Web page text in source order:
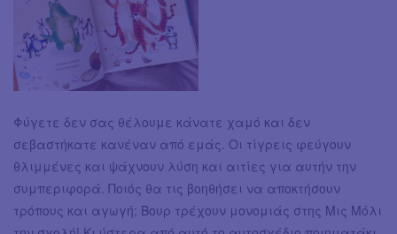
Φύγετε δεν σας θέλουμε κάνατε χαμό και δεν
σεβαστήκατε κανέναν από εμάς. Οι τίγρεις φεύγουν
θλιμμένες και ψάχνουν λύση και αιτίες για αυτήν την
συμπεριφορά. Ποιός θα τις βοηθήσει να αποκτήσουν
τρόπους και αγωγή; Βουρ τρέχουν μονομιάς στης Μις Μόλι